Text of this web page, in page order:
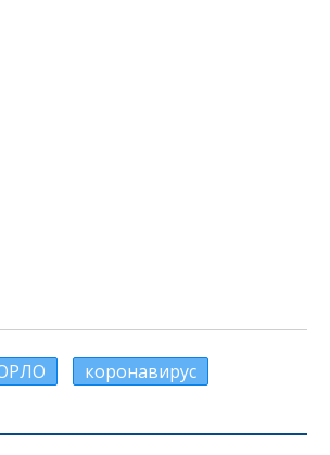
коронавирус